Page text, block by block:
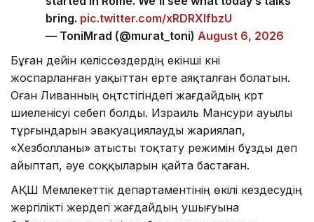
started in Rome. We’ll see what today’s talks
bring. pic.twitter.com/xRDRXlfbzU
— ToniMrad (@murat_toni) August 6, 2026
Бұған дейін келіссөздердің екінші күні
жоспарланған уақыттан ерте аяқталған болатын.
Оған Ливанның оңтүстігіндегі жағдайдың күрт
шиеленісуі себеп болды. Израиль Мансури ауылы
тұрғындарын эвакуациялауды жариялап,
«Хезболланы» атысты тоқтату режимін бұзды деп
айыптап, әуе соққыларын қайта бастаған.
АҚШ Мемлекеттік департаментінің өкілі кездесудің
жергілікті жердегі жағдайдың ушығуына